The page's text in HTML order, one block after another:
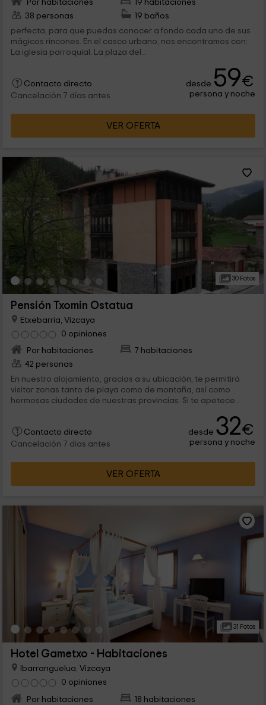
Por habitaciones
19 habitaciones
38 personas
19 baños
perfecta, para que puedas conocer a fondo cada uno de sus
mágicos rincones. En el casco urbano, nos encontramos con:
La iglesia parroquial. La plaza del...
Contacto directo
Cancelación 7 días antes
desde 59€
persona y noche
VER OFERTA
30 Fotos
Pensión Txomin Ostatua
Etxebarria, Vizcaya
0 opiniones
Por habitaciones
7 habitaciones
42 personas
En nuestro alojamiento, gracias a su ubicación, te permitirá
visitar zonas tanto de playa como de montaña, así como
hermosas ciudades de nuestras provincias. Si te apetece
Te recibiremos con una calurosa bienvenida, para que te
sientas como en tu propia casa. ¡Haz tu reserva ya!
Contacto directo
Cancelación 7 días antes
desde 32€
persona y noche
VER OFERTA
31 Fotos
Hotel Gametxo - Habitaciones
Ibarranguelua, Vizcaya
0 opiniones
Por habitaciones
18 habitaciones